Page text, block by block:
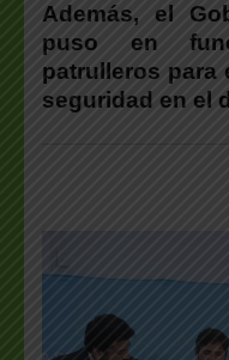
Además, el
puso en
patrulleros para
seguridad en el